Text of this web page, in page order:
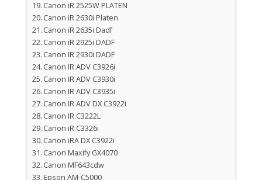
Canon iR 2525W PLATEN
Canon iR 2630i Platen
Canon iR 2635i Dadf
Canon iR 2925i DADF
Canon IR 2930i DADF
Canon IR ADV C3926i
Canon IR ADV C3930i
Canon IR ADV C3935i
Canon IR ADV DX C3922i
Canon IR C3222L
Canon iR C3326i
Canon iRA DX C3922i
Canon Maxify GX4070
Canon MF643cdw
Epson AM-C5000